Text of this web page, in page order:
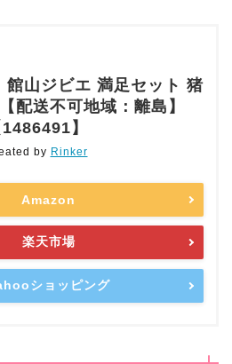
館山ジビエ 満足セット 猪
配送不可地域：離島】
1486491】
by Rinker
Amazon
楽天市場
ショッピング